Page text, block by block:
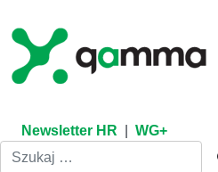
content
Newsletter HR WG+